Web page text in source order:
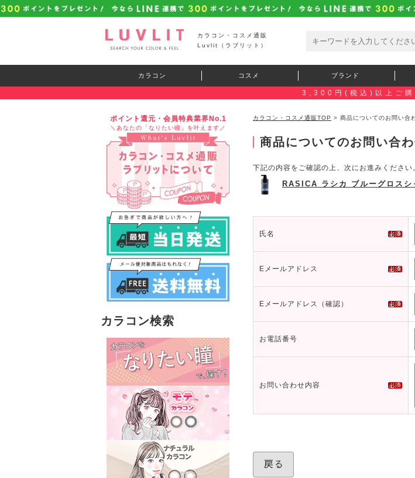
カラコン・コスメ通販
Luvlit（ラブリット）
カラコン コスメ ブランド
3,300円(税込)以上ご購
ポイント還元・会員特典業界No.1
＼あなたの「なりたい瞳」を叶えます／
カラコン検索
カラコン・コスメ通販TOP > 商品についてのお問い合
商品についてのお問い合
下記の内容をご確認の上、次にお進みください
RASICA ラシカ ブルーグロスシ
氏名
Eメールアドレス
Eメールアドレス（確認）
お電話番号
お問い合わせ内容